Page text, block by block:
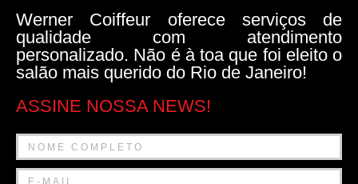
Werner Coiffeur oferece serviços de
qualidade com atendimento
personalizado. Não é à toa que foi eleito o
salão mais querido do Rio de Janeiro!
ASSINE NOSSA NEWS!